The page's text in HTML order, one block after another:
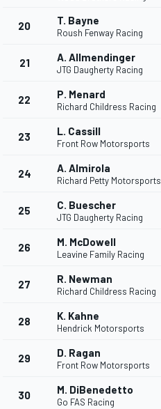
MÁS CATEGORÍAS
20 T. Bayne
Roush Fenway Racing
21 A. Allmendinger
JTG Daugherty Racing
22 P. Menard
Richard Childress Racing
23 L. Cassill
Front Row Motorsports
24 A. Almirola
Richard Petty Motorsports
25 C. Buescher
JTG Daugherty Racing
26 M. McDowell
Leavine Family Racing
27 R. Newman
Richard Childress Racing
28 K. Kahne
Hendrick Motorsports
29 D. Ragan
Front Row Motorsports
30 M. DiBenedetto
Go FAS Racing